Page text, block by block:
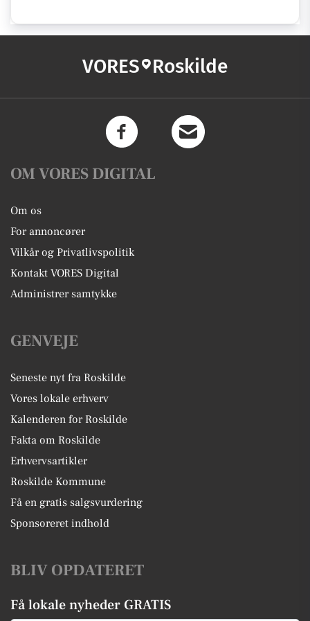
VORES Roskilde
OM VORES DIGITAL
Om os
For annoncører
Vilkår og Privatlivspolitik
Kontakt VORES Digital
Administrer samtykke
GENVEJE
Seneste nyt fra Roskilde
Vores lokale erhverv
Kalenderen for Roskilde
Fakta om Roskilde
Erhvervsartikler
Roskilde Kommune
Få en gratis salgsvurdering
Sponsoreret indhold
BLIV OPDATERET
Få lokale nyheder GRATIS